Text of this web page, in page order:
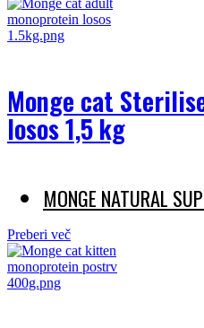
Monge cat
losos 1,5 kg
MONGE NATURAL
Preberi več